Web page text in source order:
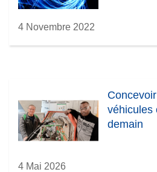
4 Novembre 2022
véhicules
demain
4 Mai 2026